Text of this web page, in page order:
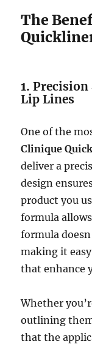
The
1.Precision
Lip Lines
One of the
Clinique
deliver a
design
product you
formula
formula
making it
that enhance
Whether
outlining
that the